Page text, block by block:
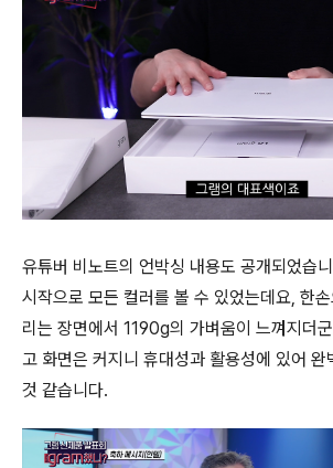
유튜버 비노트의 언박싱 내용도 공개되었습
시작으로 모든 컬러를 볼 수 있었는데요, 한
리는 장면에서 1190g의 가벼움이 느껴지더
고 화면은 커지니 휴대성과 활용성에 있어 완
것 같습니다.